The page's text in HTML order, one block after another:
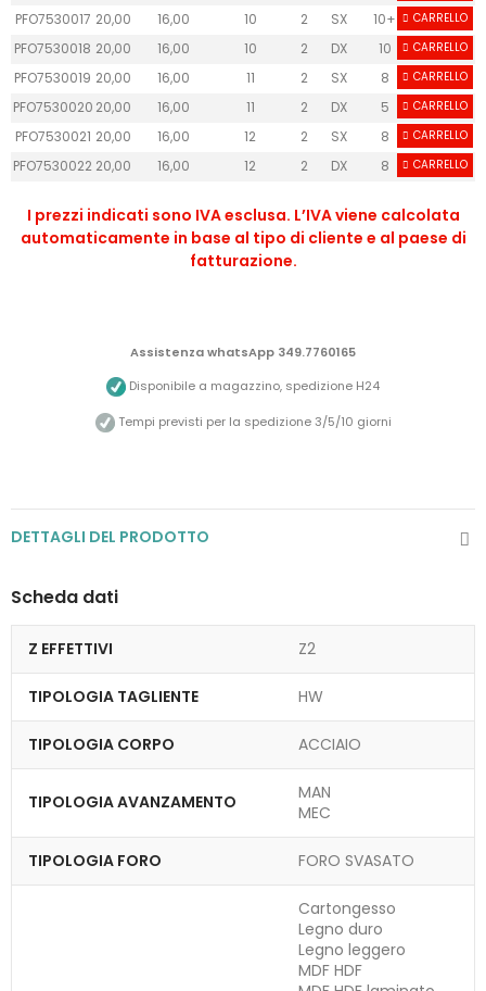
PFO7530017 20,00 16,00 10 2 SX 10+ CARRELLO
PFO7530018 20,00 16,00 10 2 DX 10 CARRELLO
PFO7530019 20,00 16,00 11 2 SX 8 CARRELLO
PFO7530020 20,00 16,00 11 2 DX 5 CARRELLO
PFO7530021 20,00 16,00 12 2 SX 8 CARRELLO
PFO7530022 20,00 16,00 12 2 DX 8 CARRELLO
I prezzi indicati sono IVA esclusa. L’IVA viene calcolata
automaticamente in base al tipo di cliente e al paese di
fatturazione.
Assistenza whatsApp 349.7760165
Disponibile a magazzino, spedizione H24
Tempi previsti per la spedizione 3/5/10 giorni
DETTAGLI DEL PRODOTTO
Scheda dati
Z EFFETTIVI Z2
TIPOLOGIA TAGLIENTE HW
TIPOLOGIA CORPO ACCIAIO
TIPOLOGIA AVANZAMENTO
MAN
MEC
TIPOLOGIA FORO FORO SVASATO
Cartongesso
Legno duro
Legno leggero
MDF HDF